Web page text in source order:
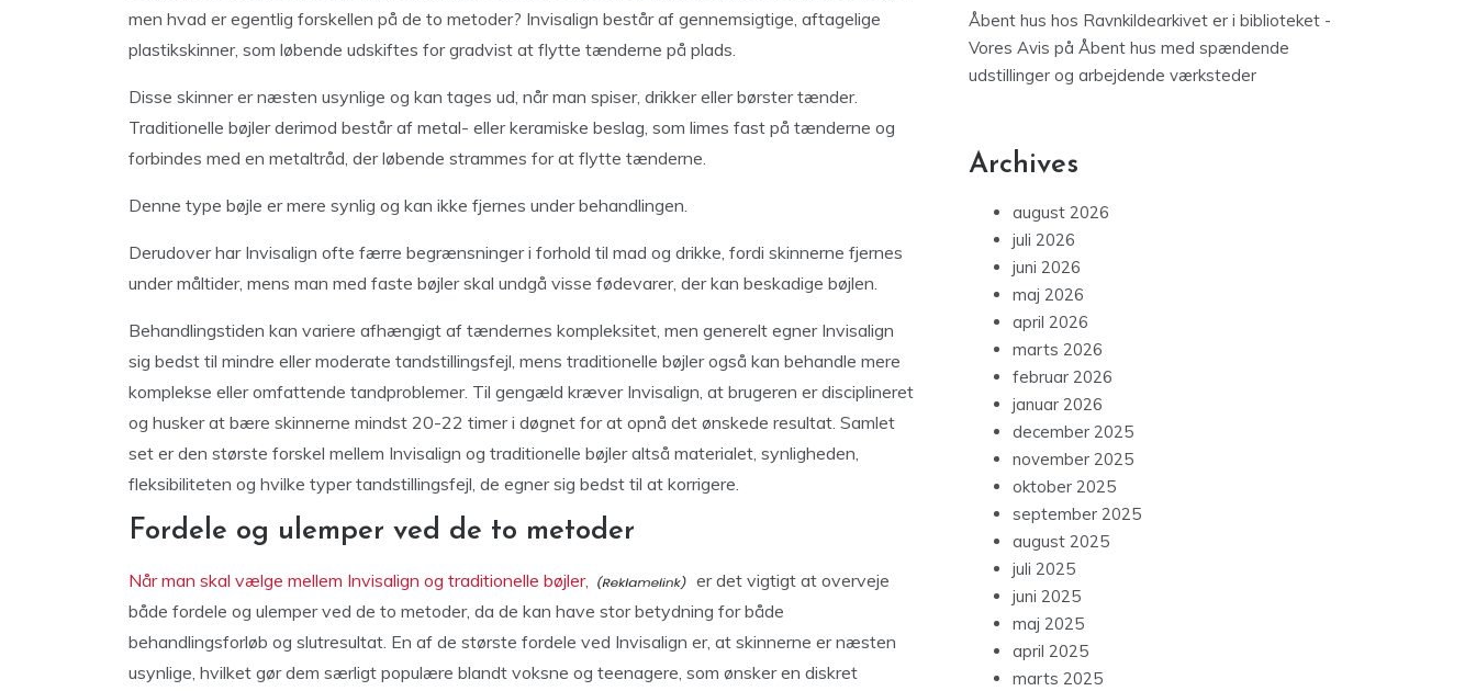
men hvad er egentlig forskellen på de to metoder? Invisalign består af gennemsigtige, aftagelige
plastikskinner, som løbende udskiftes for gradvist at flytte tænderne på plads.
Disse skinner er næsten usynlige og kan tages ud, når man spiser, drikker eller børster tænder.
Traditionelle bøjler derimod består af metal- eller keramiske beslag, som limes fast på tænderne og
forbindes med en metaltråd, der løbende strammes for at flytte tænderne.
Denne type bøjle er mere synlig og kan ikke fjernes under behandlingen.
Derudover har Invisalign ofte færre begrænsninger i forhold til mad og drikke, fordi skinnerne fjernes
under måltider, mens man med faste bøjler skal undgå visse fødevarer, der kan beskadige bøjlen.
Behandlingstiden kan variere afhængigt af tændernes kompleksitet, men generelt egner Invisalign
sig bedst til mindre eller moderate tandstillingsfejl, mens traditionelle bøjler også kan behandle mere
komplekse eller omfattende tandproblemer. Til gengæld kræver Invisalign, at brugeren er disciplineret
og husker at bære skinnerne mindst 20-22 timer i døgnet for at opnå det ønskede resultat. Samlet
set er den største forskel mellem Invisalign og traditionelle bøjler altså materialet, synligheden,
fleksibiliteten og hvilke typer tandstillingsfejl, de egner sig bedst til at korrigere.
Fordele og ulemper ved de to metoder
Når man skal vælge mellem Invisalign og traditionelle bøjler,
er det vigtigt at overveje
både fordele og ulemper ved de to metoder, da de kan have stor betydning for både
behandlingsforløb og slutresultat. En af de største fordele ved Invisalign er, at skinnerne er næsten
usynlige, hvilket gør dem særligt populære blandt voksne og teenagere, som ønsker en diskret
Åbent hus hos Ravnkildearkivet er i biblioteket -
Vores Avis på Åbent hus med spændende
udstillinger og arbejdende værksteder
Archives
august 2026
juli 2026
juni 2026
maj 2026
april 2026
marts 2026
februar 2026
januar 2026
december 2025
november 2025
oktober 2025
september 2025
august 2025
juli 2025
juni 2025
maj 2025
april 2025
marts 2025